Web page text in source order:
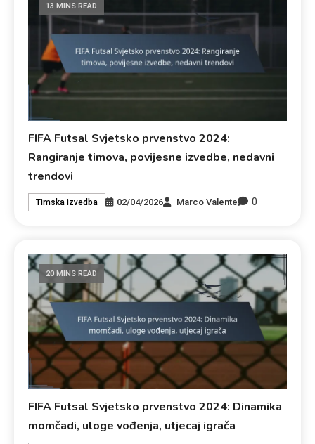
13 MINS READ
FIFA Futsal Svjetsko prvenstvo 2024:
Rangiranje timova, povijesne izvedbe, nedavni
trendovi
Timska izvedba 02/04/2026 Marco Valente 0
20 MINS READ
FIFA Futsal Svjetsko prvenstvo 2024: Dinamika
momčadi, uloge vođenja, utjecaj igrača